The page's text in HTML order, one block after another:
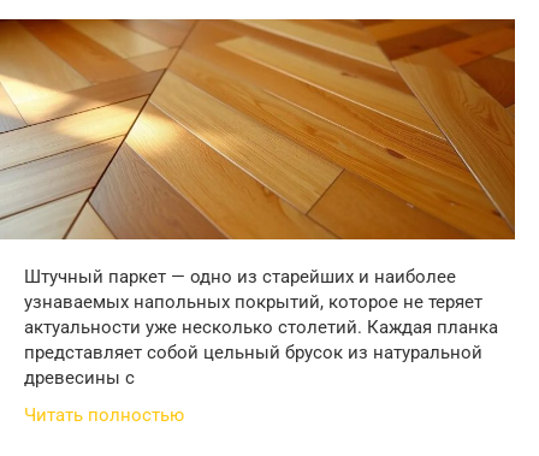
Штучный паркет — одно из старейших и наиболее
узнаваемых напольных покрытий, которое не теряет
актуальности уже несколько столетий. Каждая планка
представляет собой цельный брусок из натуральной
древесины с
Читать полностью